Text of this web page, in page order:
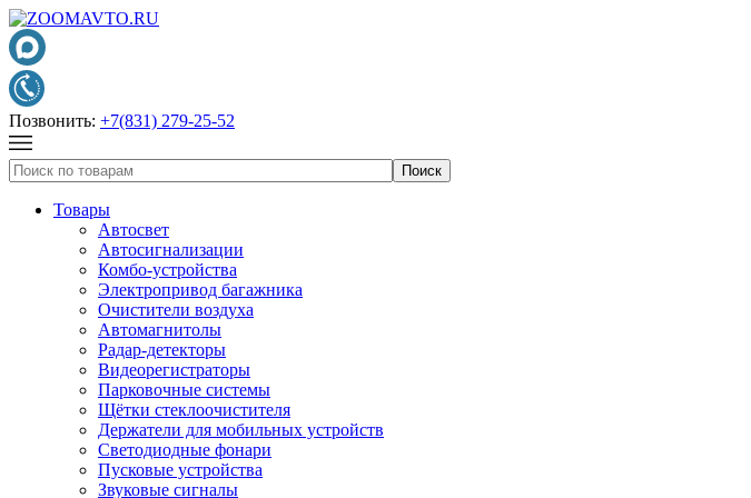
Позвонить: +7(831) 279-25-52
Товары
Автосвет
Автосигнализации
Комбо-устройства
Электропривод багажника
Очистители воздуха
Автомагнитолы
Радар-детекторы
Видеорегистраторы
Парковочные системы
Щётки стеклоочистителя
Держатели для мобильных устройств
Светодиодные фонари
Пусковые устройства
Звуковые сигналы